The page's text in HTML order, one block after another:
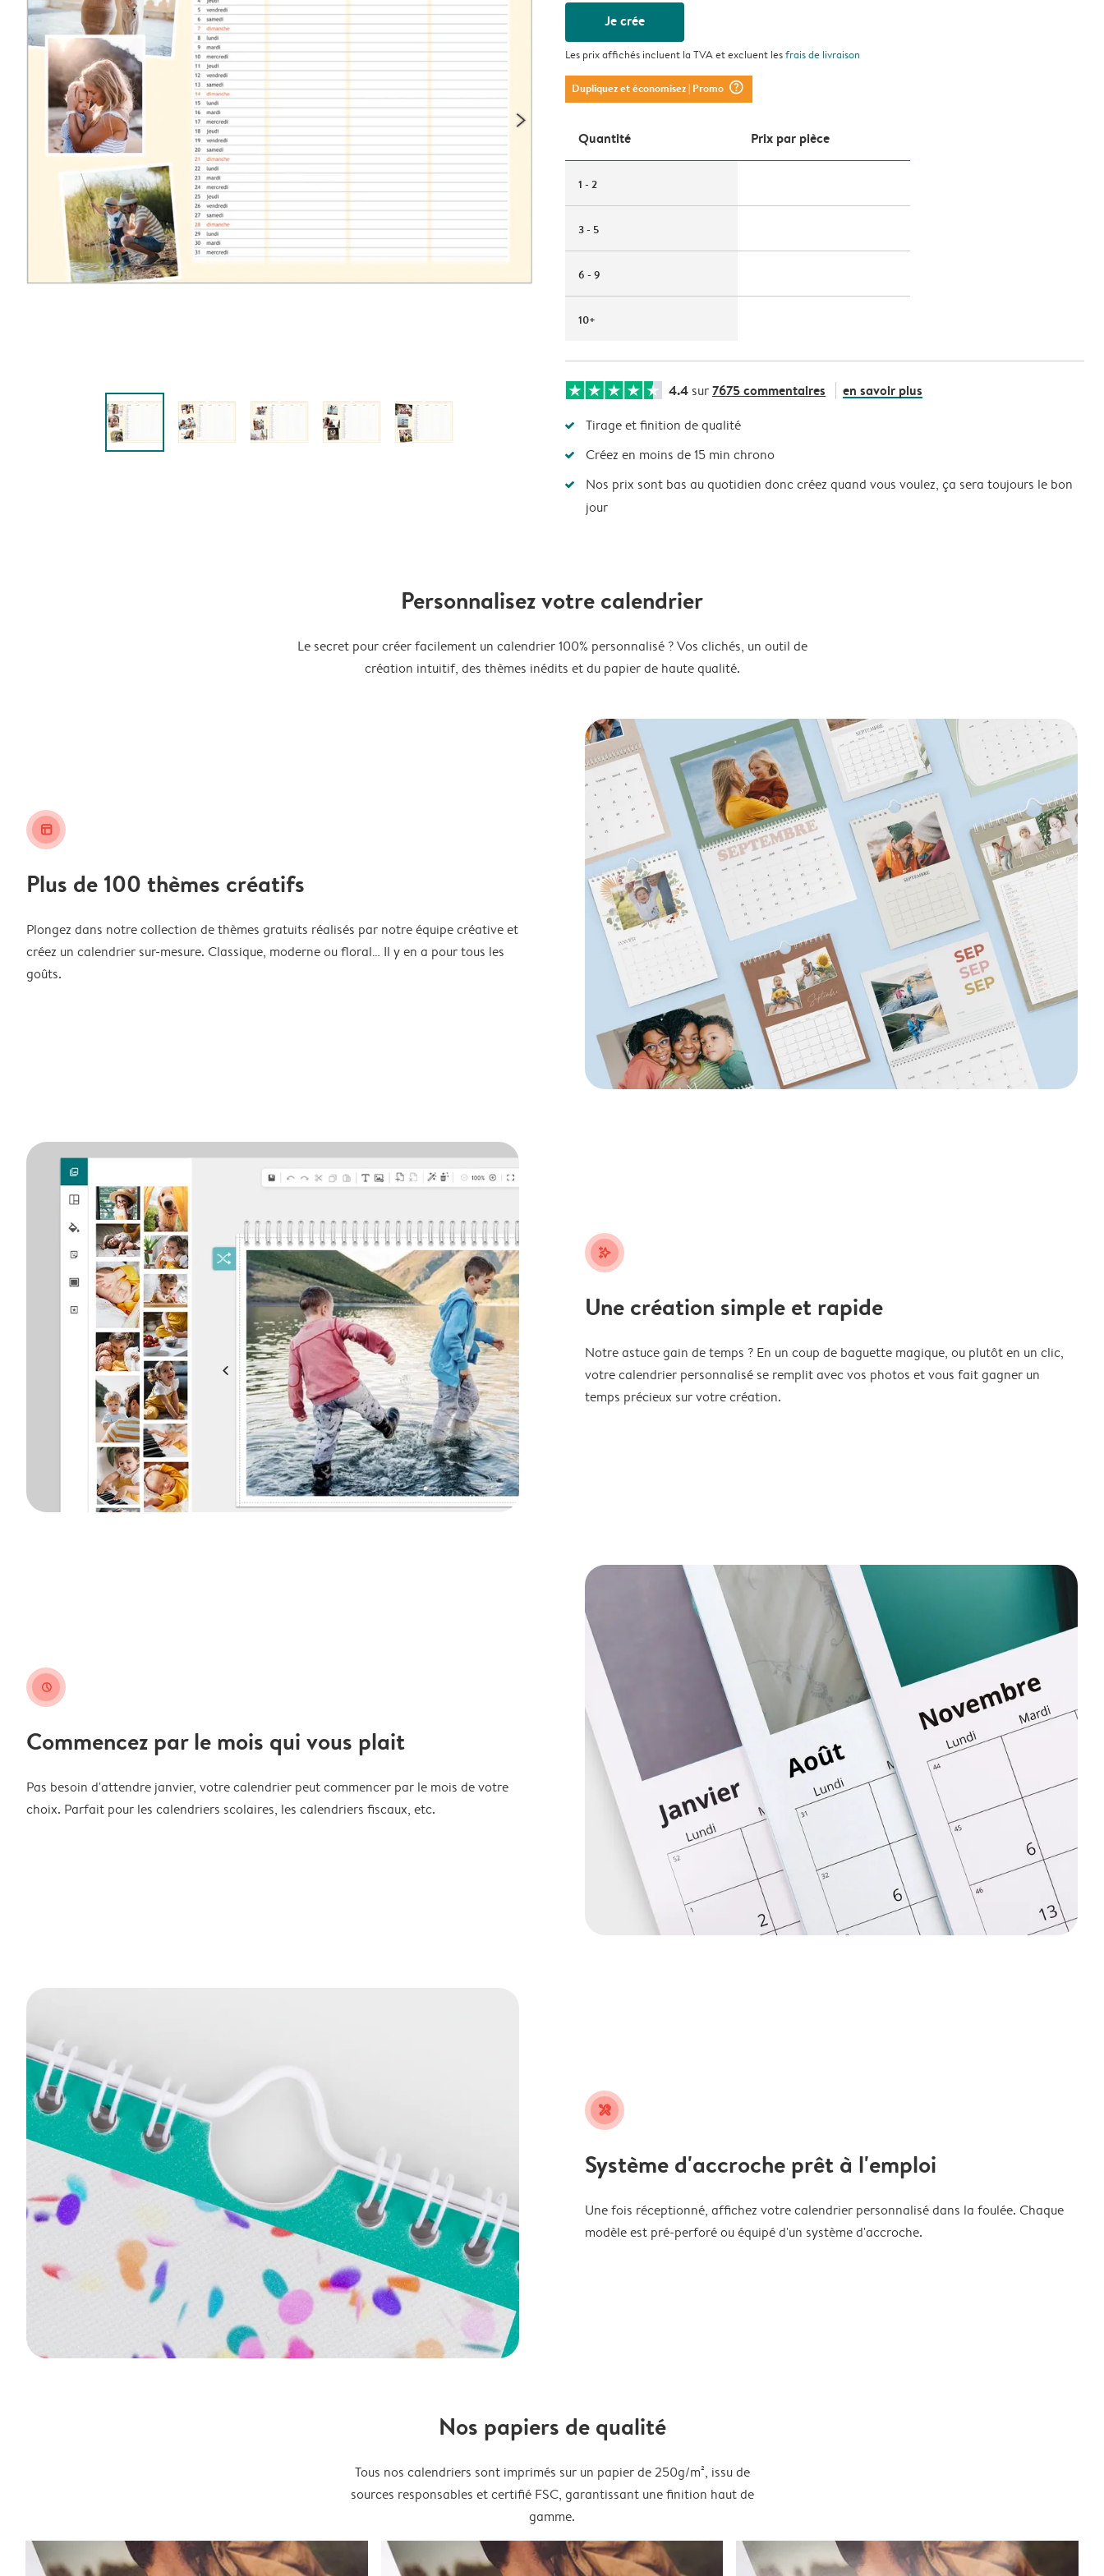
Je crée
Les prix affichés incluent la TVA et excluent lesfrais de livraison
Dupliquez et économisez| Promo question_mark_circle
Quantité Prix ​​par pièce
1 - 2
3 - 5
6 - 9
10+
4.4 sur7675 commentaires en savoir plus
Tirage et finition de qualité
Créez en moins de 15 min chrono
Nos prix sont bas au quotidien donc créez quand vous voulez, ça sera toujours le bon
jour
Personnalisez votre calendrier
Le secret pour créer facilement un calendrier 100% personnalisé ? Vos clichés, un outil de
création intuitif, des thèmes inédits et du papier de haute qualité.
layout_alt
Plus de 100 thèmes créatifs
Plongez dans notre collection de thèmes gratuits réalisés par notre équipe créative et
créez un calendrier sur-mesure. Classique, moderne ou floral… Il y en a pour tous les
goûts.
stars_plus
Une création simple et rapide
Notre astuce gain de temps ? En un coup de baguette magique, ou plutôt en un clic,
votre calendrier personnalisé se remplit avec vos photos et vous fait gagner un
temps précieux sur votre création.
clock
Commencez par le mois qui vous plait
Pas besoin d'attendre janvier, votre calendrier peut commencer par le mois de votre
choix. Parfait pour les calendriers scolaires, les calendriers fiscaux, etc.
tools
Système d'accroche prêt à l'emploi
Une fois réceptionné, affichez votre calendrier personnalisé dans la foulée. Chaque
modèle est pré-perforé ou équipé d'un système d'accroche.
Nos papiers de qualité
Tous nos calendriers sont imprimés sur un papier de 250g/m², issu de
sources responsables et certifié FSC, garantissant une finition haut de
gamme.